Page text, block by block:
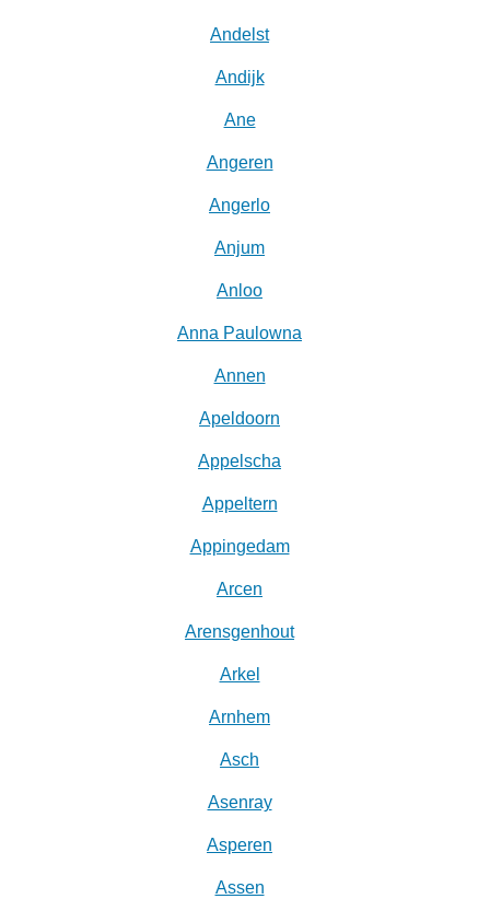
Andelst
Andijk
Ane
Angeren
Angerlo
Anjum
Anloo
Anna Paulowna
Annen
Apeldoorn
Appelscha
Appeltern
Appingedam
Arcen
Arensgenhout
Arkel
Arnhem
Asch
Asenray
Asperen
Assen